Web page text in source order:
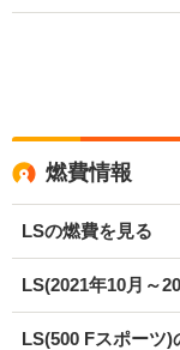
燃費情報
LSの燃費を見る
LS(2021年10月～
LS(500 Fスポーツ)